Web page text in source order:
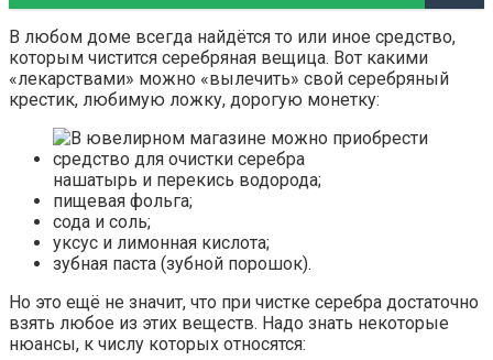
В любом доме всегда найдётся то или иное средство,
которым чистится серебряная вещица. Вот какими
«лекарствами» можно «вылечить» свой серебряный
крестик, любимую ложку, дорогую монетку:
нашатырь и перекись водорода;
пищевая фольга;
сода и соль;
уксус и лимонная кислота;
зубная паста (зубной порошок).
Но это ещё не значит, что при чистке серебра достаточно
взять любое из этих веществ. Надо знать некоторые
нюансы, к числу которых относятся: